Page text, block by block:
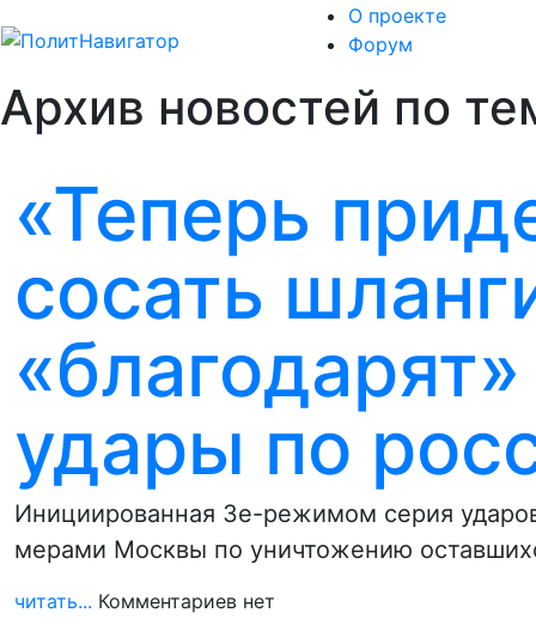
О проекте
Форум
Архив новостей по
«Теперь
сосать
удары по
Инициированная Зе-режимом серия
мерами Москвы по уничтожению
читать... Комментариев нет